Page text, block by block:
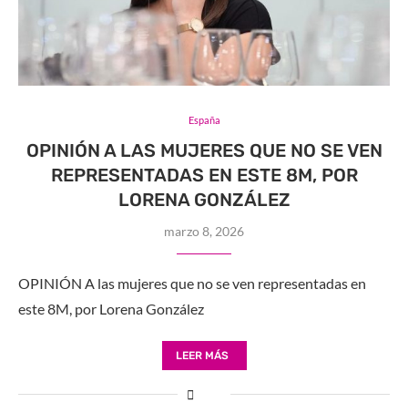
España
OPINIÓN A LAS MUJERES QUE NO SE VEN
REPRESENTADAS EN ESTE 8M, POR
LORENA GONZÁLEZ
marzo 8, 2026
OPINIÓN A las mujeres que no se ven representadas en
este 8M, por Lorena González
LEER MÁS